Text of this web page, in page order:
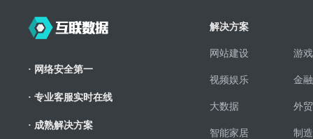
· 网络安全第一
· 专业客服实时在线
· 成熟解决方案
解决方案
网站建设 游
视频娱乐 金
大数据 外
智能家居 制